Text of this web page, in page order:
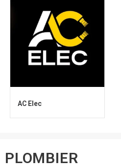
AC Elec
PLOMBIER